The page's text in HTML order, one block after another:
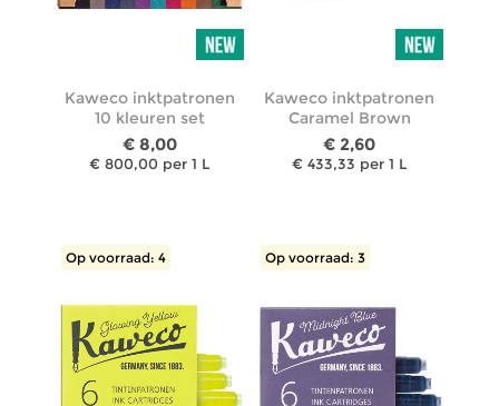
Kaweco inktpatronen
10 kleuren set
€ 8,00
€ 800,00 per 1 L
Kaweco inktpatronen
Caramel Brown
€ 2,60
€ 433,33 per 1 L
Op voorraad: 4 Op voorraad: 3